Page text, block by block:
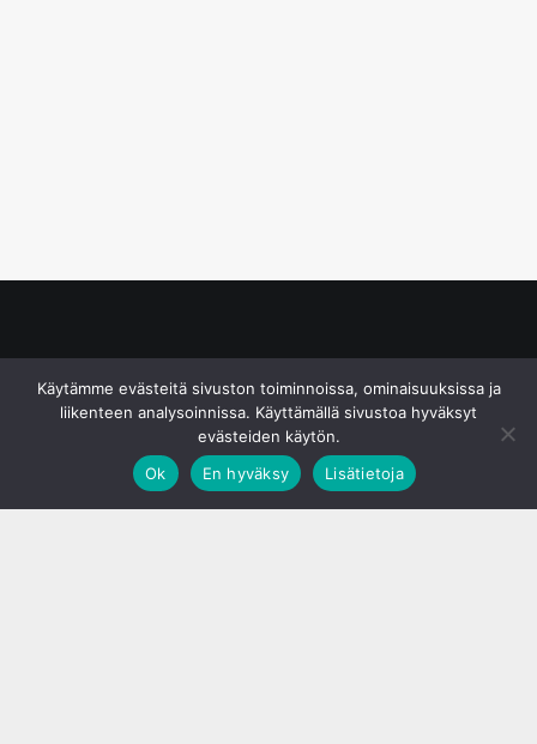
Käytämme evästeitä sivuston toiminnoissa, ominaisuuksissa ja
liikenteen analysoinnissa. Käyttämällä sivustoa hyväksyt
evästeiden käytön.
Ok
En hyväksy Lisätietoja